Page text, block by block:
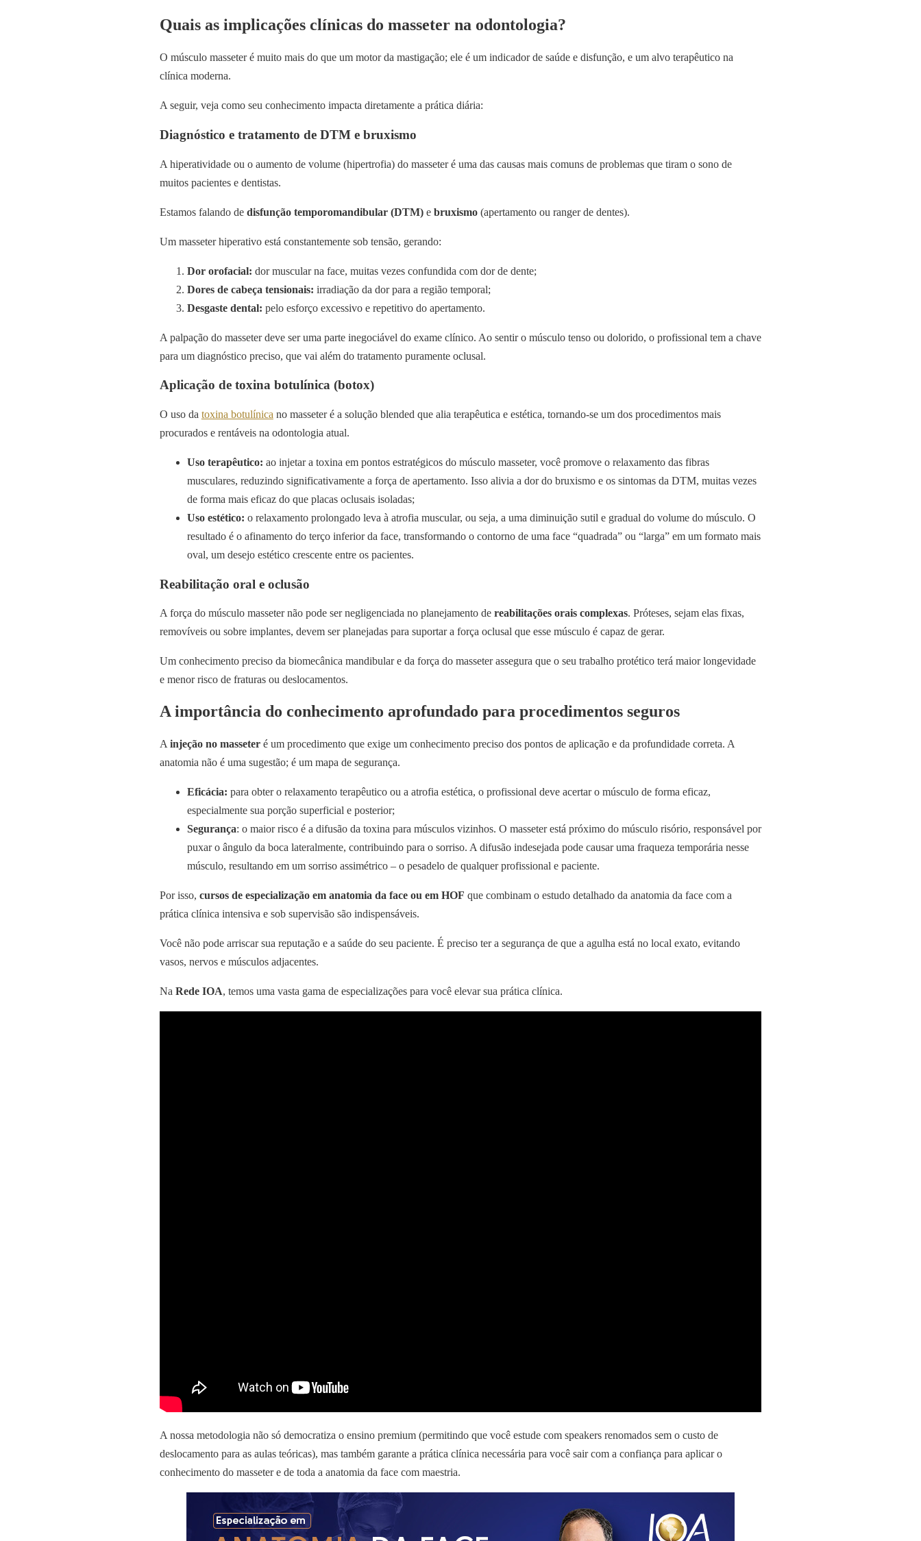
Quais as implicações clínicas do masseter na odontologia?
O músculo masseter é muito mais do que um motor da mastigação; ele é um indicador de saúde e disfunção, e um alvo terapêutico na
clínica moderna.
A seguir, veja como seu conhecimento impacta diretamente a prática diária:
Diagnóstico e tratamento de DTM e bruxismo
A hiperatividade ou o aumento de volume (hipertrofia) do masseter é uma das causas mais comuns de problemas que tiram o sono de
muitos pacientes e dentistas.
Estamos falando de disfunção temporomandibular (DTM)e bruxismo(apertamento ou ranger de dentes).
Um masseter hiperativo está constantemente sob tensão, gerando:
Dor orofacial: dor muscular na face, muitas vezes confundida com dor de dente;
Dores de cabeça tensionais: irradiação da dor para a região temporal;
Desgaste dental: pelo esforço excessivo e repetitivo do apertamento.
A palpação do masseter deve ser uma parte inegociável do exame clínico. Ao sentir o músculo tenso ou dolorido, o profissional tem a chave
para um diagnóstico preciso, que vai além do tratamento puramente oclusal.
Aplicação de toxina botulínica (botox)
O uso da toxina botulínica no masseter é a solução blended que alia terapêutica e estética, tornando-se um dos procedimentos mais
procurados e rentáveis na odontologia atual.
Uso terapêutico: ao injetar a toxina em pontos estratégicos do músculo masseter, você promove o relaxamento das fibras
musculares, reduzindo significativamente a força de apertamento. Isso alivia a dor do bruxismo e os sintomas da DTM, muitas vezes
de forma mais eficaz do que placas oclusais isoladas;
Uso estético: o relaxamento prolongado leva à atrofia muscular, ou seja, a uma diminuição sutil e gradual do volume do músculo. O
resultado é o afinamento do terço inferior da face, transformando o contorno de uma face “quadrada” ou “larga” em um formato mais
oval, um desejo estético crescente entre os pacientes.
Reabilitação oral e oclusão
A força do músculo masseter não pode ser negligenciada no planejamento de reabilitações orais complexas. Próteses, sejam elas fixas,
removíveis ou sobre implantes, devem ser planejadas para suportar a força oclusal que esse músculo é capaz de gerar.
Um conhecimento preciso da biomecânica mandibular e da força do masseter assegura que o seu trabalho protético terá maior longevidade
e menor risco de fraturas ou deslocamentos.
A importância do conhecimento aprofundado para procedimentos seguros
A injeção no masseteré um procedimento que exige um conhecimento preciso dos pontos de aplicação e da profundidade correta. A
anatomia não é uma sugestão; é um mapa de segurança.
Eficácia: para obter o relaxamento terapêutico ou a atrofia estética, o profissional deve acertar o músculo de forma eficaz,
especialmente sua porção superficial e posterior;
Segurança: o maior risco é a difusão da toxina para músculos vizinhos. O masseter está próximo do músculo risório, responsável por
puxar o ângulo da boca lateralmente, contribuindo para o sorriso. A difusão indesejada pode causar uma fraqueza temporária nesse
músculo, resultando em um sorriso assimétrico – o pesadelo de qualquer profissional e paciente.
Por isso, cursos de especialização em anatomia da face ou em HOF que combinam o estudo detalhado da anatomia da face com a
prática clínica intensiva e sob supervisão são indispensáveis.
Você não pode arriscar sua reputação e a saúde do seu paciente. É preciso ter a segurança de que a agulha está no local exato, evitando
vasos, nervos e músculos adjacentes.
Na Rede IOA, temos uma vasta gama de especializações para você elevar sua prática clínica.
A nossa metodologia não só democratiza o ensino premium (permitindo que você estude com speakers renomados sem o custo de
deslocamento para as aulas teóricas), mas também garante a prática clínica necessária para você sair com a confiança para aplicar o
conhecimento do masseter e de toda a anatomia da face com maestria.